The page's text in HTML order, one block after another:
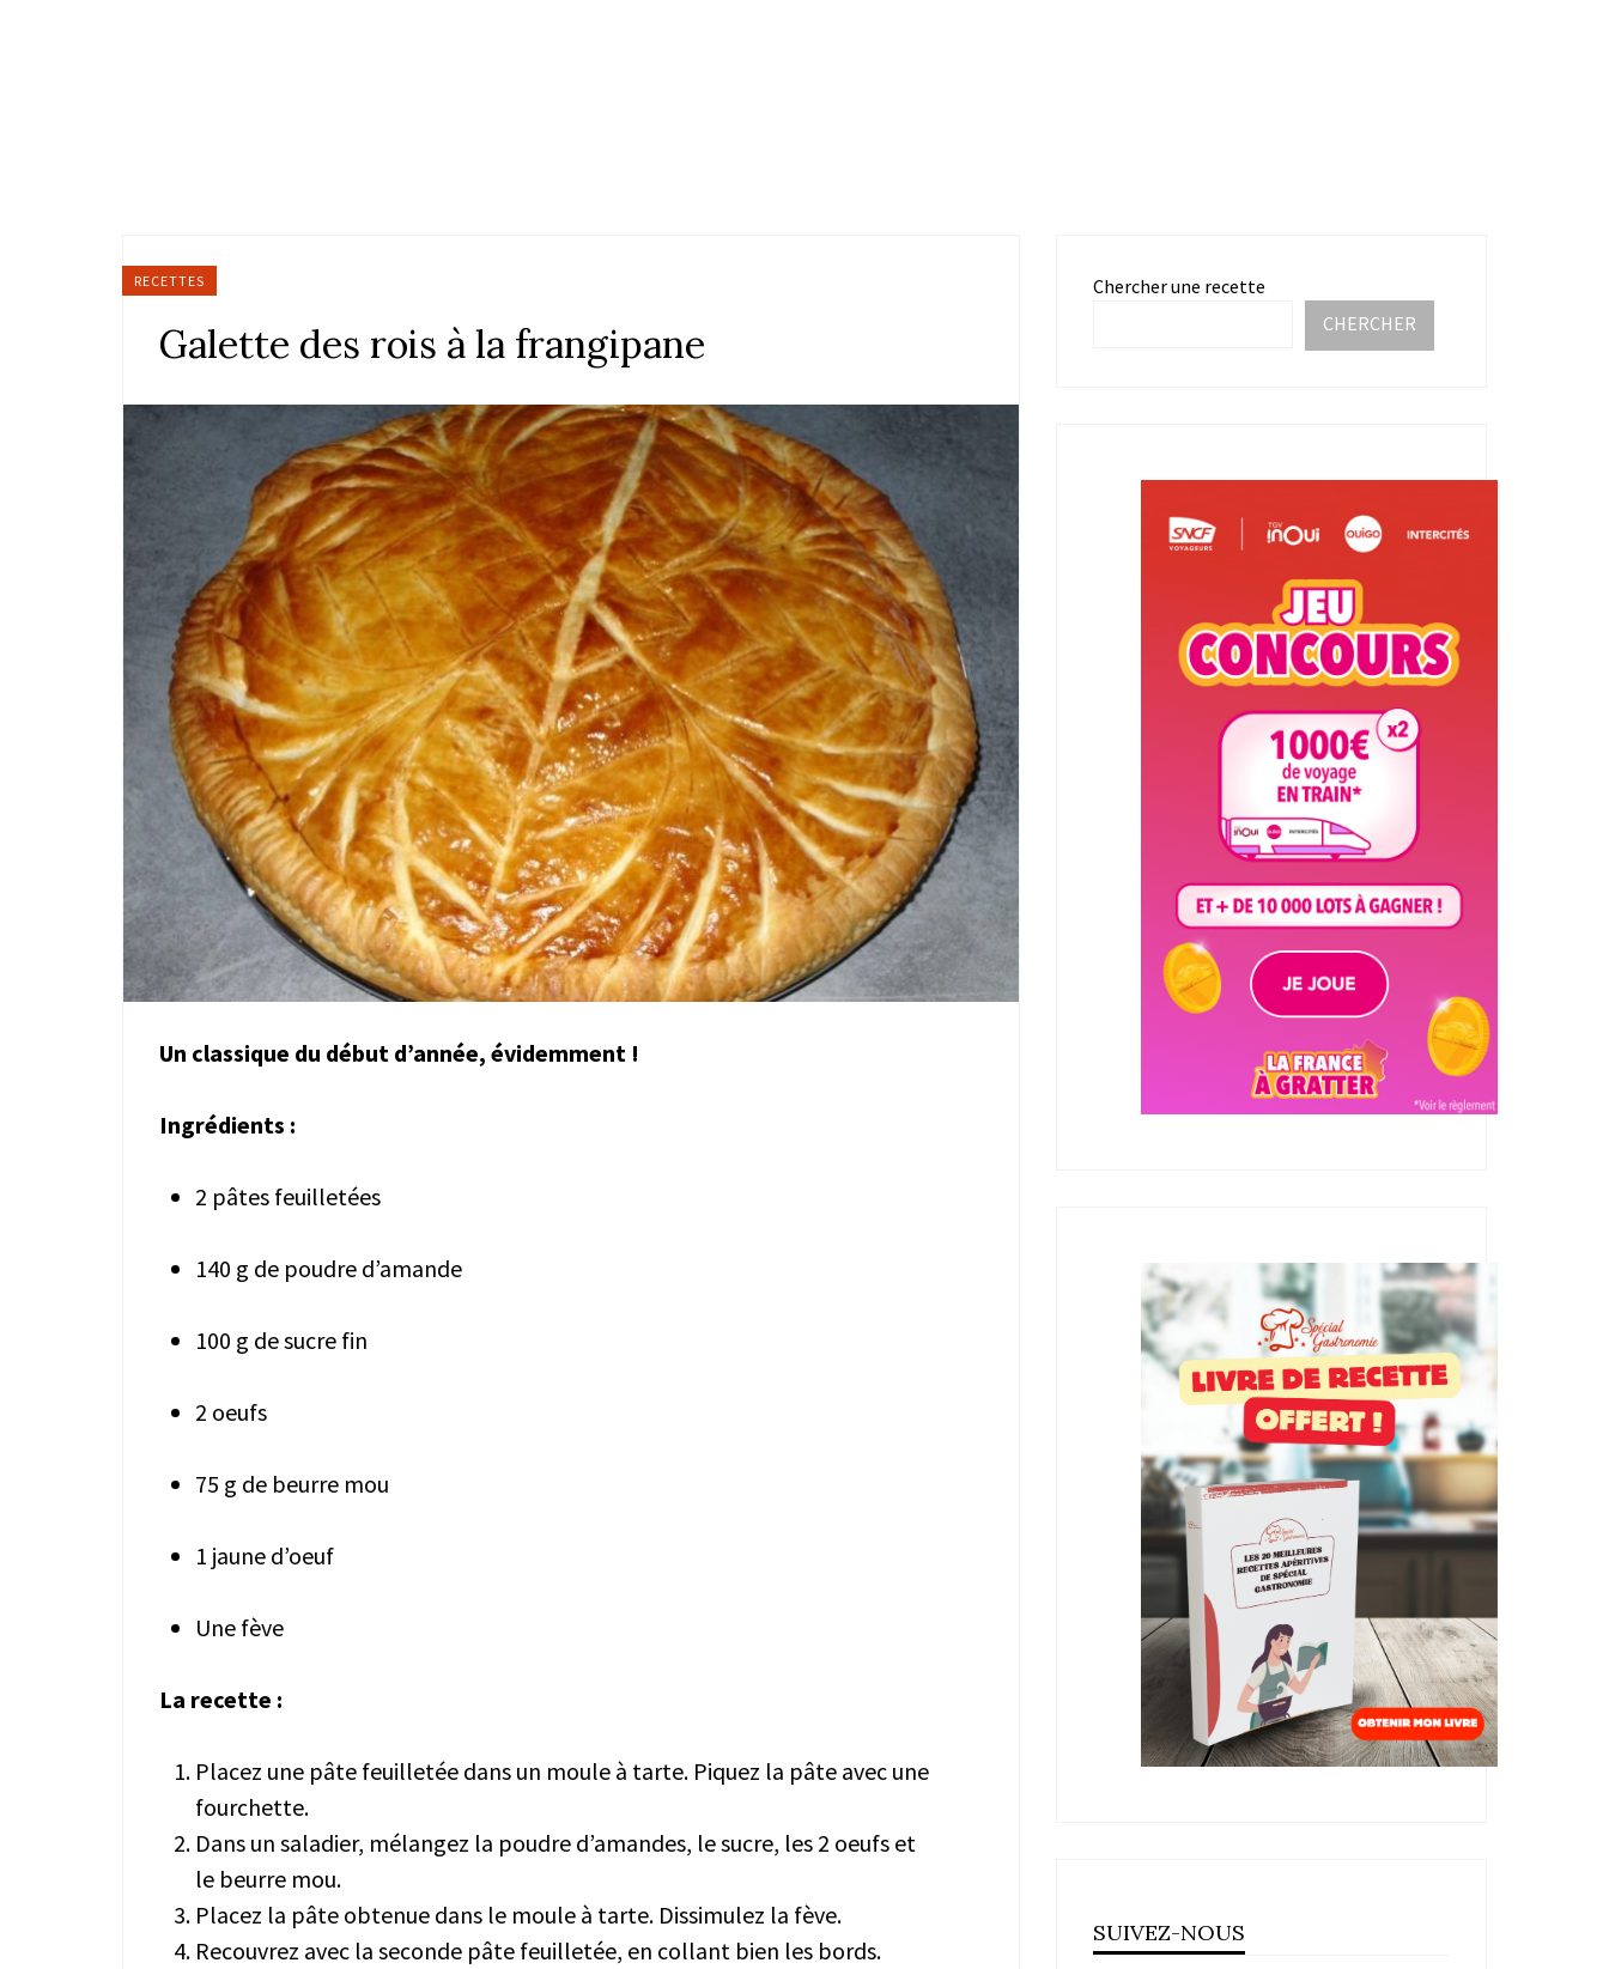
RECETTES
Galette des rois à la frangipane
Un classique du début d’année, évidemment !
Ingrédients :
2 pâtes feuilletées
140 g de poudre d’amande
100 g de sucre fin
2 oeufs
75 g de beurre mou
1 jaune d’oeuf
Une fève
La recette :
Placez une pâte feuilletée dans un moule à tarte. Piquez la pâte avec une
fourchette.
Dans un saladier, mélangez la poudre d’amandes, le sucre, les 2 oeufs et
le beurre mou.
Placez la pâte obtenue dans le moule à tarte. Dissimulez la fève.
Recouvrez avec la seconde pâte feuilletée, en collant bien les bords.
Chercher une recette
CHERCHER
SUIVEZ-NOUS